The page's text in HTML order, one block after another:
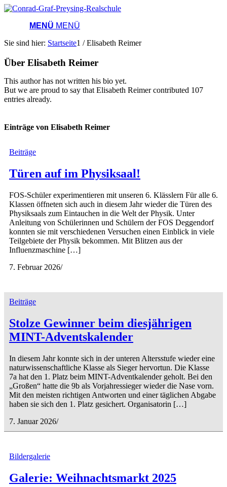
MENÜ MENÜ
Sie sind hier: Startseite1 / Elisabeth Reimer
Über Elisabeth Reimer
This author has not written his bio yet.
But we are proud to say that Elisabeth Reimercontributed 107
entries already.
Einträge von Elisabeth Reimer
Beiträge
Türen auf im Physiksaal!
FOS-Schüler experimentieren mit unseren 6. Klässlern Für alle 6.
Klassen öffneten sich auch in diesem Jahr wieder die Türen des
Physiksaals zum Eintauchen in die Welt der Physik. Unter
Anleitung von Schülerinnen und Schülern der FOS Deggendorf
konnten sie mit verschiedenen Versuchen einen Einblick in viele
Teilgebiete der Physik bekommen. Mit Blitzen aus der
Influenzmaschine […]
7. Februar 2026/
Beiträge
Stolze Gewinner beim diesjährigen
MINT-Adventskalender
In diesem Jahr konnte sich in der unteren Altersstufe wieder eine
naturwissenschaftliche Klasse als Sieger hervortun. Die Klasse
7a hat den 1. Platz beim MINT-Adventkalender geholt. Bei den
„Großen“ hatte die 9b als Vorjahressieger wieder die Nase vorn.
Mit den meisten richtigen Antworten und einer täglichen Abgabe
haben sie sich den 1. Platz gesichert. Organisatorin […]
7. Januar 2026/
Bildergalerie
Galerie: Weihnachtsmarkt 2025